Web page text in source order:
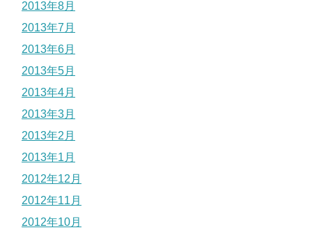
2013年8月
2013年7月
2013年6月
2013年5月
2013年4月
2013年3月
2013年2月
2013年1月
2012年12月
2012年11月
2012年10月